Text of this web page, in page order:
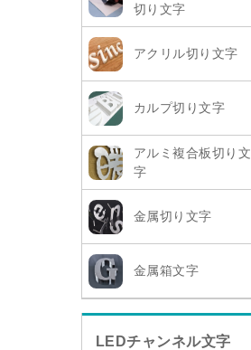
切り文字
アクリル切り文字
カルプ切り文字
アルミ複合板切り文
字
金属切り文字
金属箱文字
LEDチャンネル文字